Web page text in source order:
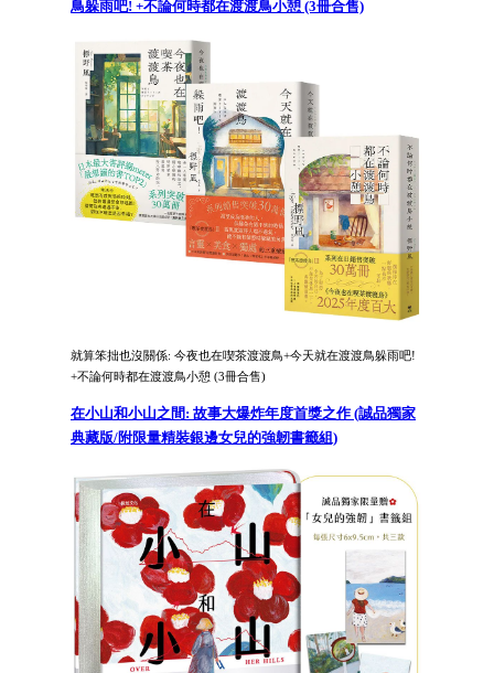
鳥躲雨吧! +不論何時都在渡渡鳥小憩 (3冊合售)
就算笨拙也沒關係: 今夜也在喫茶渡渡鳥+今天就在渡渡鳥躲雨吧!
+不論何時都在渡渡鳥小憩 (3冊合售)
在小山和小山之間: 故事大爆炸年度首獎之作 (誠品獨家
典藏版/附限量精裝銀邊女兒的強韌書籤組)